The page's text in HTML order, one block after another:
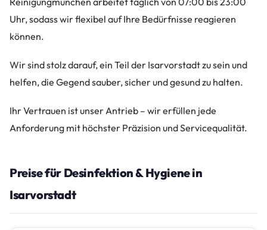
Uhr, sodass wir flexibel auf Ihre Bedürfnisse reagieren
können.
Wir sind stolz darauf, ein Teil der Isarvorstadt zu sein und
helfen, die Gegend sauber, sicher und gesund zu halten.
Ihr Vertrauen ist unser Antrieb – wir erfüllen jede
Anforderung mit höchster Präzision und Servicequalität.
Preise für Desinfektion & Hygiene in
Isarvorstadt